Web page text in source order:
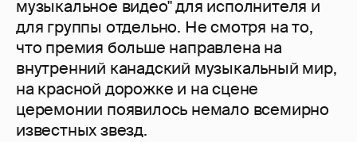
музыкальное видео" для исполнителя и
для группы отдельно. Не смотря на то,
что премия больше направлена на
внутренний канадский музыкальный мир,
на красной дорожке и на сцене
церемонии появилось немало всемирно
известных звезд.